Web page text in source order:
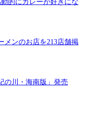
的にカレーが好きにな
メンのお店を213店舗掲
の川・海南版」発売